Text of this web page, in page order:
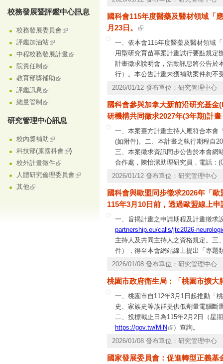
校務發展暨評鑑中心訊息
校務發展委員會
評鑑加油站
中程校務發展計畫
院責任制
教育部獎補助
評鑑訊息
總量管制
研究管理中心訊息
校內獎補助
科技部(原國科會
)
校外計畫徵件
人體研究倫理委員會
其他
國科會115年度醫藥及醫材領域「
月23日。
一、依本會115年度醫藥及醫材領域
用型研究育苗專案計畫試行要點規定
計畫徵求說明會，活動訊息將公告於
行）。本公告計畫未獲補助案件恕不
mail：chyliu@nstc.gov.tw 。
2026/01/12 發布單位：研究管理中心
國科會參與加拿大新前沿研究基
研機構共同徵求2027年(3年期)計
一、本案臺方計畫主持人應符合本會
(如附件)。二、本計畫之執行期程自
三、本案徵求資訊同步公告於本會網
合作處，陳怡潔助理研究員，電話：
058，(02)2737-7590、7591、7592。
2026/01/12 發布單位：研究管理中心
國科會與歐盟同步徵求2026年「
115年3月10日前，透過歐盟線上
一、旨揭計畫之申請期程及計畫徵求
partnership.eu/calls/jtc2026-
主持人及共同主持人之資格規定。三
件），得至本會網站線上提出「專題
度執行本會「雙邊協議國際合作計畫
2737－7695。
2026/01/08 發布單位：研究管理中心
桃園市政府衛生局：「桃園市擴大
一、桃園市自112年3月1日起推動「
史、家族史等族群提供低劑量電腦斷
二、投標截止日為115年2月2日（星
https://gov.tw/MiN
）查詢。
2026/01/08 發布單位：研究管理中心
國家發展委員會：促進轉型正義